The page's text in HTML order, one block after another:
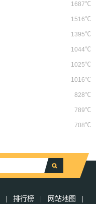
1687℃
1516℃
1395℃
1044℃
1025℃
1016℃
828℃
789℃
708℃
排行榜 网站地图